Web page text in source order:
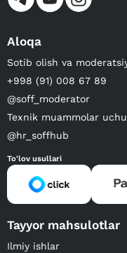
Aloqa
Sotib olish va
+998 (91) 008 67 89
@soff_moderator
Texnik muammolar
@hr_soffhub
To'lov usullari
Tayyor mahsulotlar
Ilmiy ishlar